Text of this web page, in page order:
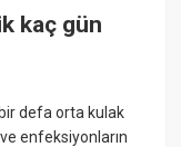
kaç gün
defa orta kulak
enfeksiyonların